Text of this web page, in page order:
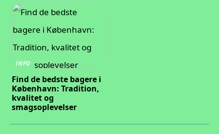
INFO
Find de bedste bagere i
København: Tradition,
kvalitet og
smagsoplevelser